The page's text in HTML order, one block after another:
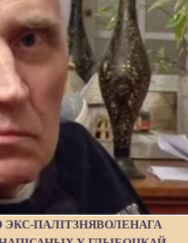
ПАЛІТЗНЯВОЛЕНАГА